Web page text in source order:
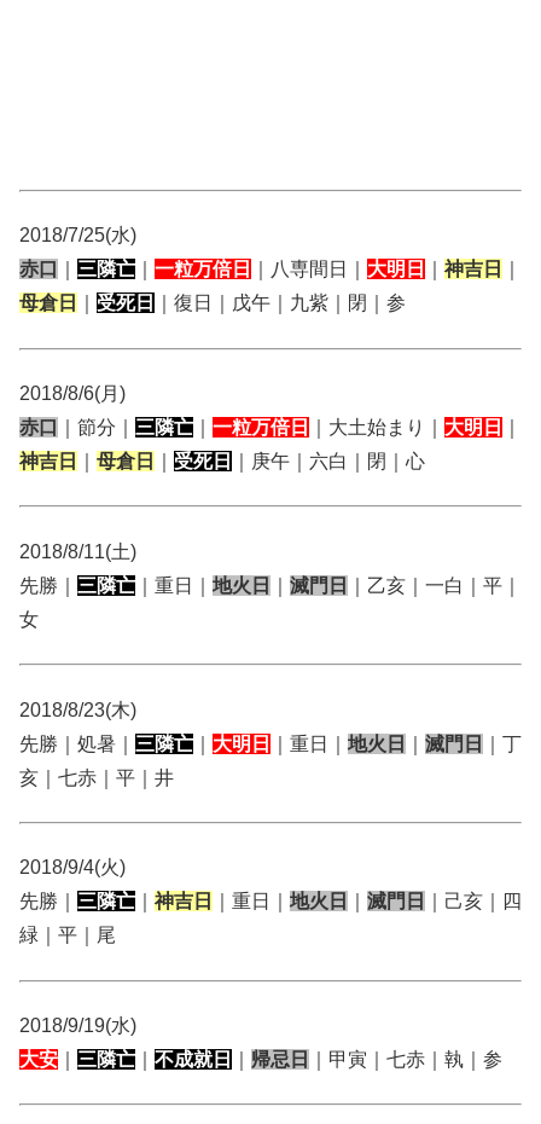
2018/7/25(水)
赤口
三隣亡 一粒万倍日 ｜八専間日｜ 大明日 神吉日
母倉日
受死日 ｜復日｜戊午｜九紫｜閉｜参
2018/8/6(月)
赤口
｜節分｜ 三隣亡 一粒万倍日 ｜大土始まり｜ 大明日
神吉日
母倉日 受死日 ｜庚午｜六白｜閉｜心
2018/8/11(土)
先勝｜ 三隣亡 ｜重日｜ 地火日 滅門日
｜乙亥｜一白｜平｜
女
2018/8/23(木)
先勝｜処暑｜ 三隣亡 大明日 ｜重日｜ 地火日 滅門日
｜丁
亥｜七赤｜平｜井
2018/9/4(火)
先勝｜ 三隣亡 神吉日 ｜重日｜ 地火日 滅門日
｜己亥｜四
緑｜平｜尾
2018/9/19(水)
大安
三隣亡 不成就日 帰忌日 ｜甲寅｜七赤｜執｜参